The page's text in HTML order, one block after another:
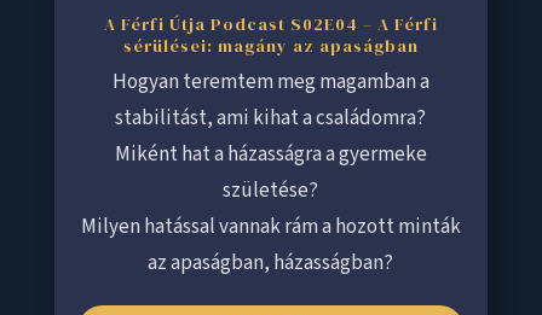
A Férfi Útja Podcast S02E04 – A Férfi
sérülései: magány az apaságban
Hogyan teremtem meg magamban a
stabilitást, ami kihat a családomra?
Miként hat a házasságra a gyermeke
születése?
Milyen hatással vannak rám a hozott minták
az apaságban, házasságban?